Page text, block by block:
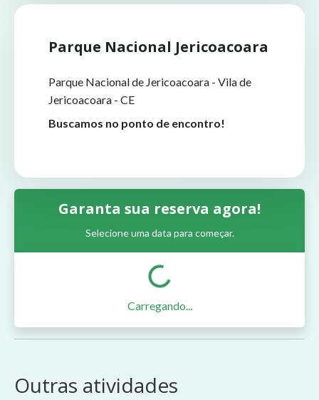
Parque Nacional Jericoacoara
Parque Nacional de Jericoacoara - Vila de
Jericoacoara - CE
Buscamos no ponto de encontro!
Garanta sua reserva agora!
Selecione uma data para começar.
Carregando...
Outras atividades